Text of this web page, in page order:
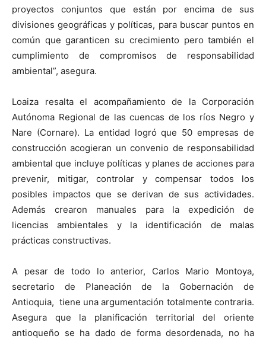
proyectos conjuntos que están por encima de sus
divisiones geográficas y políticas, para buscar puntos en
común que garanticen su crecimiento pero también el
cumplimiento de compromisos de responsabilidad
ambiental”, asegura.
Loaiza resalta el acompañamiento de la Corporación
Autónoma Regional de las cuencas de los ríos Negro y
Nare (Cornare). La entidad logró que 50 empresas de
construcción acogieran un convenio de responsabilidad
ambiental que incluye políticas y planes de acciones para
prevenir, mitigar, controlar y compensar todos los
posibles impactos que se derivan de sus actividades.
Además crearon manuales para la expedición de
licencias ambientales y la identificación de malas
prácticas constructivas.
A pesar de todo lo anterior, Carlos Mario Montoya,
secretario de Planeación de la Gobernación de
Antioquia, tiene una argumentación totalmente contraria.
Asegura que la planificación territorial del oriente
antioqueño se ha dado de forma desordenada, no ha